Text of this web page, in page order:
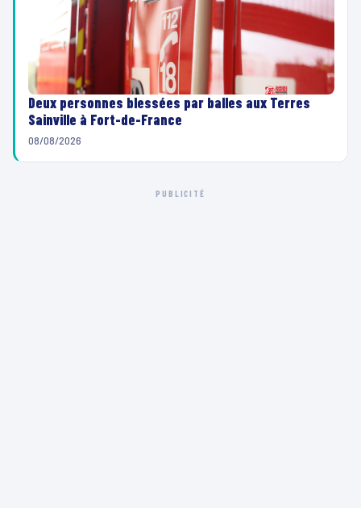
Deux personnes blessées par balles aux Terres
Sainville à Fort-de-France
08/08/2026
PUBLICITÉ